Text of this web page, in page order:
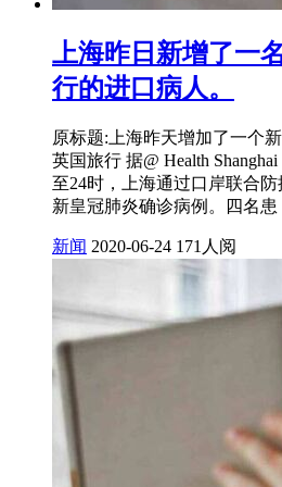
上海昨日新增了一
行的进口病人。
原标题:上海昨天增加了一个
英国旅行 据@ Health
至24时，上海通过口岸联合
新皇冠肺炎确诊病例。四名患
新闻 2020-06-24 171人阅